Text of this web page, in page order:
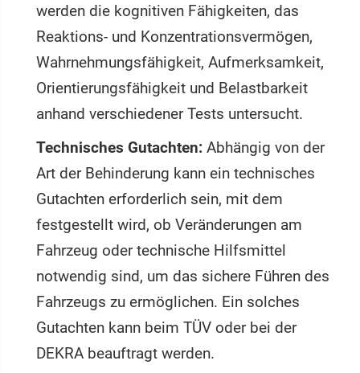
werden die kognitiven Fähigkeiten, das
Reaktions- und Konzentrationsvermögen,
Wahrnehmungsfähigkeit, Aufmerksamkeit,
Orientierungsfähigkeit und Belastbarkeit
anhand verschiedener Tests untersucht.
Technisches Gutachten: Abhängig von der
Art der Behinderung kann ein technisches
Gutachten erforderlich sein, mit dem
festgestellt wird, ob Veränderungen am
Fahrzeug oder technische Hilfsmittel
notwendig sind, um das sichere Führen des
Fahrzeugs zu ermöglichen. Ein solches
Gutachten kann beim TÜV oder bei der
DEKRA beauftragt werden.